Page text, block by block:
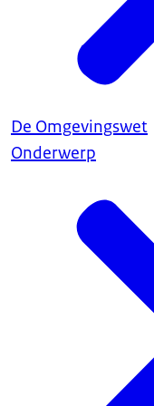
De Omgevingswet
Onderwerp